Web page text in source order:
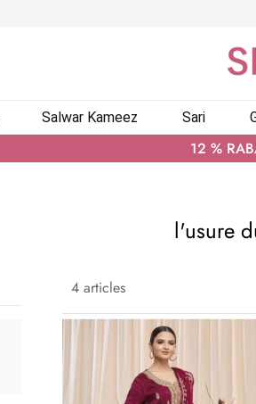
Salwar Kameez Sari
12 %
l'usure
4 articles